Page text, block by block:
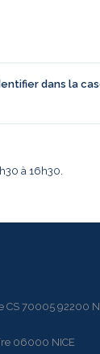
dans la
à 16h30.
70005 92200
06000 NICE